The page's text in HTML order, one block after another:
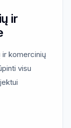
ir
ir komercinių
visu